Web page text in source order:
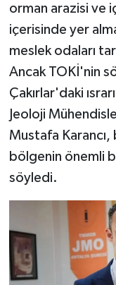
orman arazisi ve
içerisinde yer
meslek odaları
Ancak TOKİ'nin
Çakırlar'daki
Jeoloji
Mustafa Karancı,
bölgenin önemli
söyledi.